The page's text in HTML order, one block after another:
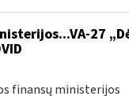
27
finansų ministerijos